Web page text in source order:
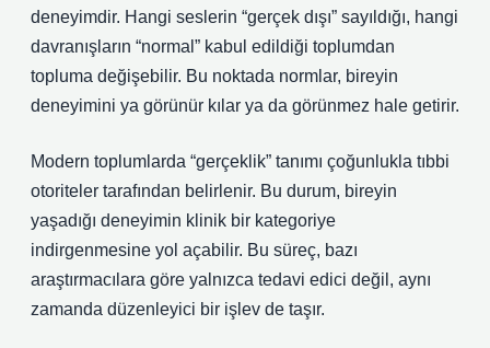
deneyimdir. Hangi seslerin “gerçek dışı” sayıldığı, hangi
davranışların “normal” kabul edildiği toplumdan
topluma değişebilir. Bu noktada normlar, bireyin
deneyimini ya görünür kılar ya da görünmez hale getirir.
Modern toplumlarda “gerçeklik” tanımı çoğunlukla tıbbi
otoriteler tarafından belirlenir. Bu durum, bireyin
yaşadığı deneyimin klinik bir kategoriye
indirgenmesine yol açabilir. Bu süreç, bazı
araştırmacılara göre yalnızca tedavi edici değil, aynı
zamanda düzenleyici bir işlev de taşır.